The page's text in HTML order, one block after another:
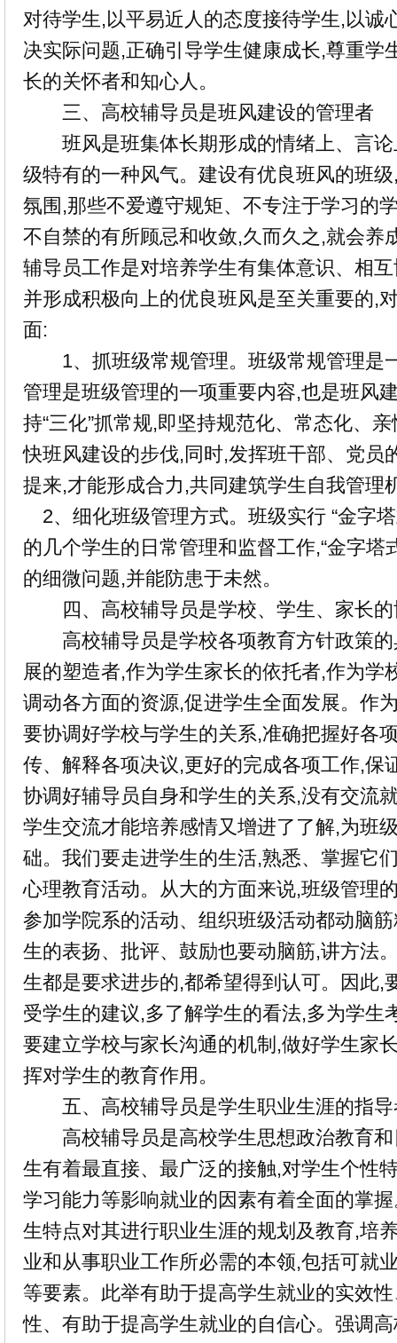
对待学生,以平易近人的态度接待学生,以诚
决实际问题,正确引导学生健康成长,尊重学
长的关怀者和知心人。
三、高校辅导员是班风建设的管理者
班风是班集体长期形成的情绪上、言论
级特有的一种风气。建设有优良班风的班
氛围,那些不爱遵守规矩、不专注于学习的
不自禁的有所顾忌和收敛,久而久之,就会养
辅导员工作是对培养学生有集体意识、相
并形成积极向上的优良班风是至关重要的,
面:
1、抓班级常规管理。班级常规管理是
管理是班级管理的一项重要内容,也是班风
持“三化”抓常规,即坚持规范化、常态化、
快班风建设的步伐,同时,发挥班干部、党员
提来,才能形成合力,共同建筑学生自我管理
2、细化班级管理方式。班级实行 “金字
的几个学生的日常管理和监督工作,“金字塔
的细微问题,并能防患于未然。
四、高校辅导员是学校、学生、家长的
高校辅导员是学校各项教育方针政策的
展的塑造者,作为学生家长的依托者,作为学
调动各方面的资源,促进学生全面发展。作
要协调好学校与学生的关系,准确把握好各
传、解释各项决议,更好的完成各项工作,保
协调好辅导员自身和学生的关系,没有交流
学生交流才能培养感情又增进了了解,为班
础。我们要走进学生的生活,熟悉、掌握它
心理教育活动。从大的方面来说,班级管理
参加学院系的活动、组织班级活动都动脑
生的表扬、批评、鼓励也要动脑筋,讲方法
生都是要求进步的,都希望得到认可。因此,
受学生的建议,多了解学生的看法,多为学生
要建立学校与家长沟通的机制,做好学生家
挥对学生的教育作用。
五、高校辅导员是学生职业生涯的指导
高校辅导员是高校学生思想政治教育和
生有着最直接、最广泛的接触,对学生个性
学习能力等影响就业的因素有着全面的掌
生特点对其进行职业生涯的规划及教育,培
业和从事职业工作所必需的本领,包括可就
等要素。此举有助于提高学生就业的实效
性、有助于提高学生就业的自信心。强调